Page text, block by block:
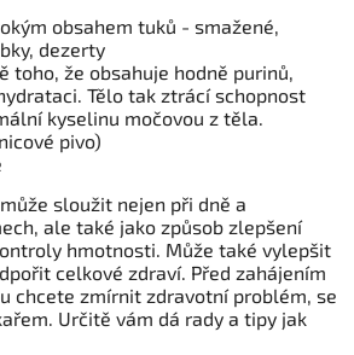
obsahem tuků - smažené,
dezerty
toho, že obsahuje hodně purinů,
Tělo tak ztrácí schopnost
kyselinu močovou z těla.
pivo)
sloužit nejen při dně a
ale také jako způsob zlepšení
hmotnosti. Může také vylepšit
celkové zdraví. Před zahájením
chcete zmírnit zdravotní problém, se
Určitě vám dá rady a tipy jak